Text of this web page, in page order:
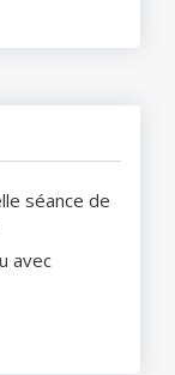
séance de
avec